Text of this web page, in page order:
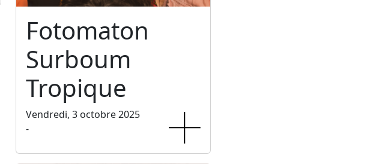
Fotomaton
Surboum
Tropique
Vendredi, 3 octobre 2025
-